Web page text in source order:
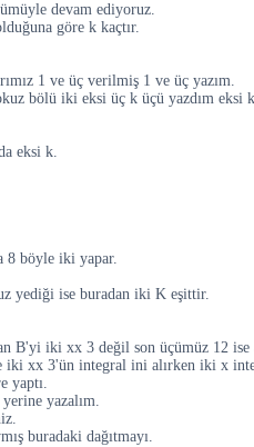
devam ediyoruz.
göre k kaçtır.
1 ve üç verilmiş 1 ve üç yazım.
bölü iki eksi üç k üçü yazdım eksi
eksi k.
8 böyle iki yapar.
yediği ise buradan iki K eşittir.
B'yi iki xx 3 değil son üçümüz 12
iki xx 3'ün integral ini alırken iki x
yaptı.
yazalım.
buradaki dağıtmayı.